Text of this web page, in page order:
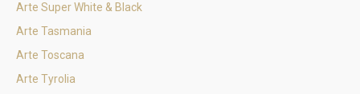
Arte Super White & Black
Arte Tasmania
Arte Toscana
Arte Tyrolia